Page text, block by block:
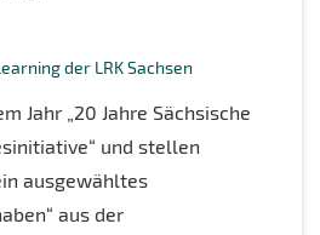
der LRK Sachsen
Jahr „20 Jahre Sächsische
und stellen
ausgewähltes
aus der